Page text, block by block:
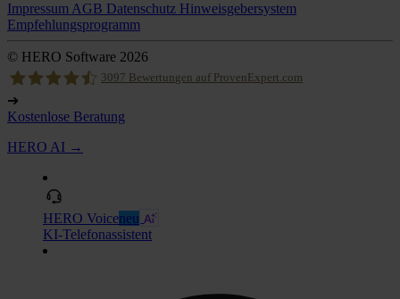
Impressum AGB Datenschutz Hinweisgebersystem
Empfehlungsprogramm
© HERO Software 2026
3097 Bewertungen auf ProvenExpert.com
➔
Kostenlose Beratung
HERO AI →
HERO Voiceneu
KI-Telefonassistent